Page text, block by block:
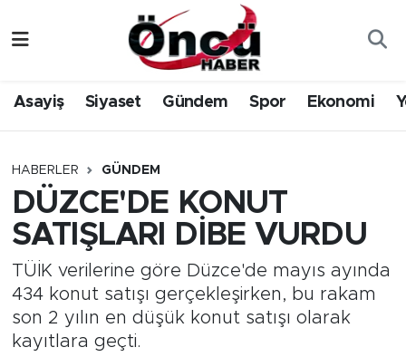
Asayiş Siyaset Gündem Spor Ekonomi
HABERLER GÜNDEM
DÜZCE'DE KONUT
SATIŞLARI DİBE VURDU
TÜİK verilerine göre Düzce'de mayıs ayında
434 konut satışı gerçekleşirken, bu rakam
son 2 yılın en düşük konut satışı olarak
kayıtlara geçti.
Gündem
Sağlık & Çevre
Spor
Siyaset
Yerel Haber
Öncü Radyo Dinle
Düzce Nöbetçi Eczaneler
Düzce Hava Durumu
Düzce Namaz Vakitleri
Düzce Trafik Yoğunluk Haritası
Süper Lig Puan Durumu ve Fikstür
Tüm Manşetler
Son Dakika Haberleri